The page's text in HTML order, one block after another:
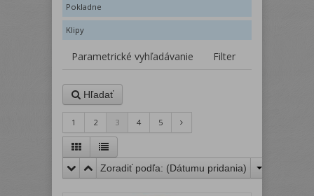
Pokladne
Klipy
Parametrické vyhľadávanie Filter
Hľadať
1 2 3 4 5
Zoradiť podľa: (Dátumu pridania)